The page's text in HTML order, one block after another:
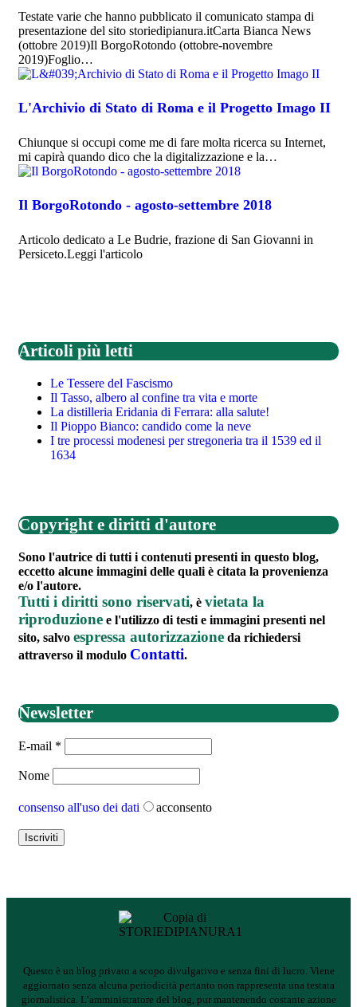
Testate varie che hanno pubblicato il comunicato stampa di
presentazione del sito storiedipianura.itCarta Bianca News
(ottobre 2019)Il BorgoRotondo (ottobre-novembre
2019)Foglio…
L'Archivio di Stato di Roma e il Progetto Imago II
Chiunque si occupi come me di fare molta ricerca su Internet,
mi capirà quando dico che la digitalizzazione e la…
Il BorgoRotondo - agosto-settembre 2018
Articolo dedicato a Le Budrie, frazione di San Giovanni in
Persiceto.Leggi l'articolo
Articoli più letti
Le Tessere del Fascismo
Il Tasso, albero al confine tra vita e morte
La distilleria Eridania di Ferrara: alla salute!
Il Pioppo Bianco: candido come la neve
I tre processi modenesi per stregoneria tra il 1539 ed il
1634
Copyright e diritti d'autore
Sono l'autrice di tutti i contenuti presenti in questo blog,
eccetto alcune immagini delle quali è citata la provenienza
e/o l'autore.
Tutti i diritti sono riservati, è vietata la
riproduzione e l'utilizzo di testi e immagini presenti nel
sito, salvo espressa autorizzazione da richiedersi
attraverso il modulo Contatti.
Newsletter
E-mail *
Nome
consenso all'uso dei dati acconsento
Questo è un blog privato a scopo divulgativo e senza fini di lucro. Viene
aggiornato senza alcuna periodicità pertanto non rappresenta una testata
giornalistica. L’amministratore del blog, pur mantenendo costante azione